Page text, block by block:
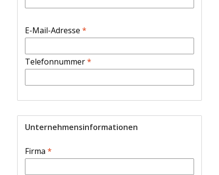
E-Mail-Adresse *
Telefonnummer*
Unternehmensinformationen
Firma *